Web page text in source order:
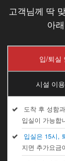
고객님께 딱
아
입/퇴실
시설 이
도착 후 성함
입실이 가능합
입실은 15시,
지면 추가요금